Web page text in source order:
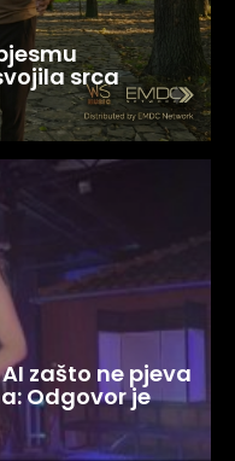
srca
zašto ne pjeva
Odgovor je